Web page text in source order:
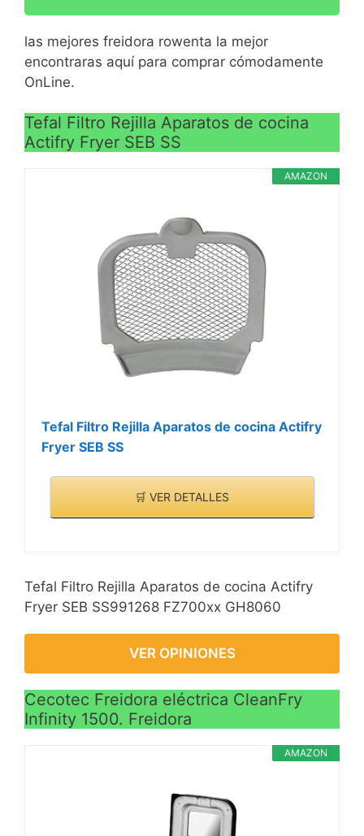
VER
CARACTERÍSTICAS
>
las mejores freidora rowenta la mejor
encontraras aquí para comprar cómodamente
OnLine.
Tefal Filtro Rejilla Aparatos de cocina
Actifry Fryer SEB SS
AMAZON
Tefal Filtro Rejilla Aparatos de cocina Actifry
Fryer SEB SS
🛒 VER DETALLES
Tefal Filtro Rejilla Aparatos de cocina Actifry
Fryer SEB SS991268 FZ700xx GH8060
VER OPINIONES
Cecotec Freidora eléctrica CleanFry
Infinity 1500. Freidora
AMAZON